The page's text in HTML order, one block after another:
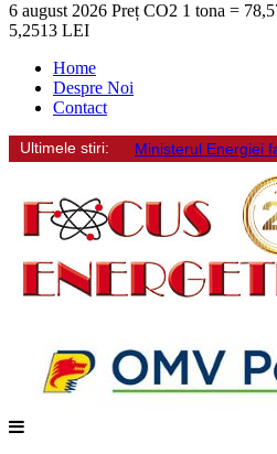
6 august 2026 Preț CO2 1 tona =
5,2513 LEI
Home
Despre Noi
Contact
Ultimele stiri: Ministerul Energiei